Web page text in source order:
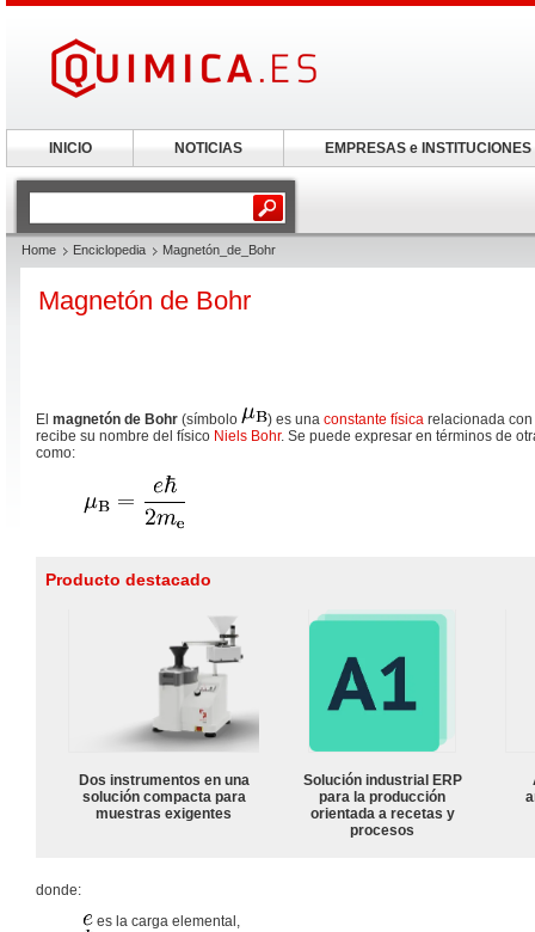
Home Enciclopedia Magnetón_de_Bohr
Magnetón de Bohr
El magnetón de Bohr (símbolo ) es una constante física relacionada
recibe su nombre del físico Niels Bohr. Se puede expresar en términos de
como:
Producto destacado
Dos instrumentos en una
solución compacta para
muestras exigentes
Solución industrial ERP
para la producción
orientada a recetas y
procesos
donde:
es la carga elemental,
INICIO NOTICIAS EMPRESAS e INSTITUCIONES